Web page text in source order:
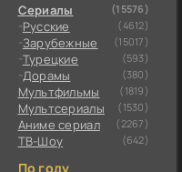
Сериалы (15576)
Русские (4612)
Зарубежные (15017)
Турецкие (593)
Дорамы (380)
Мультфильмы (1819)
Мультсериалы (1530)
Аниме сериал (2267)
ТВ-Шоу (642)
По году